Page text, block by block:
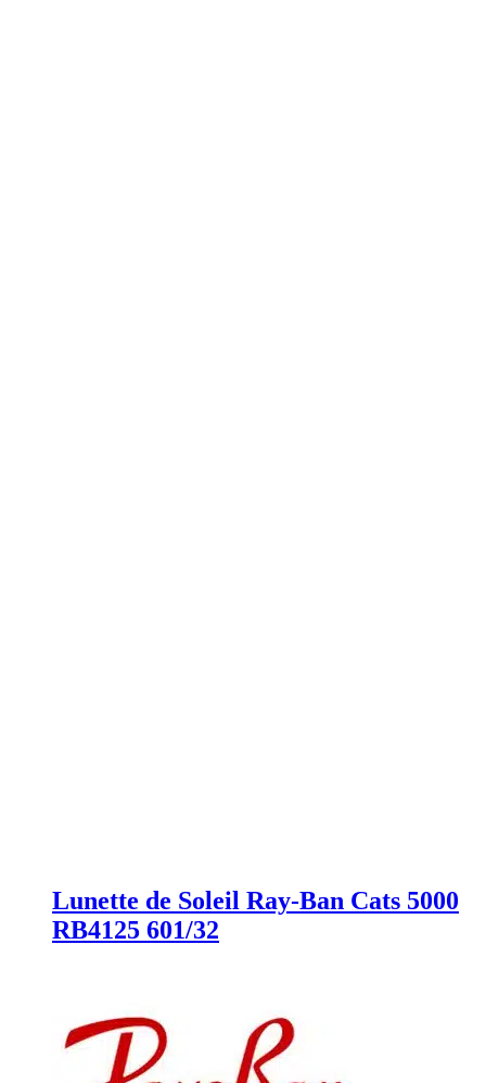
Lunette de Soleil Ray-Ban Cats 5000
RB4125 601/32